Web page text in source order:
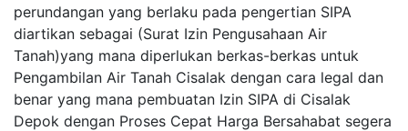
perundangan yang berlaku pada pengertian SIPA
diartikan sebagai (Surat Izin Pengusahaan Air
Tanah)yang mana diperlukan berkas-berkas untuk
Pengambilan Air Tanah Cisalak dengan cara legal dan
benar yang mana pembuatan Izin SIPA di Cisalak
Depok dengan Proses Cepat Harga Bersahabat segera